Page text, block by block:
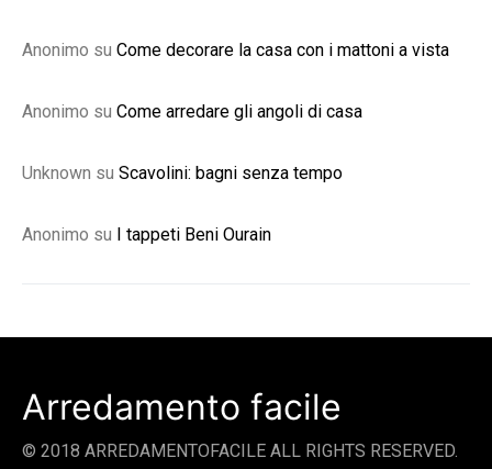
Anonimo su Come decorare la casa con i mattoni a vista
Anonimo su Come arredare gli angoli di casa
Unknown su Scavolini: bagni senza tempo
Anonimo su I tappeti Beni Ourain
Arredamento facile
© 2018 ARREDAMENTOFACILE ALL RIGHTS RESERVED.